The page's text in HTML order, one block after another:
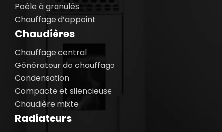
Poêle à granulés
Chauffage d’appoint
Chaudières
Chauffage central
Générateur de chauffage
Condensation
Compacte et silencieuse
Chaudière mixte
Radiateurs